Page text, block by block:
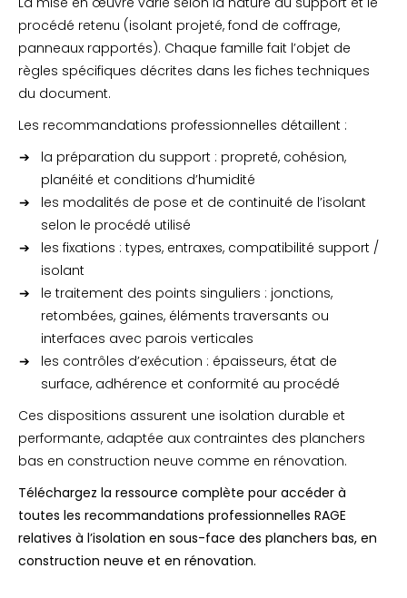
procédé retenu (isolant projeté, fond de coffrage,
panneaux rapportés). Chaque famille fait l’objet de
règles spécifiques décrites dans les fiches techniques
du document.
Les recommandations professionnelles détaillent :
la préparation du support : propreté, cohésion,
planéité et conditions d’humidité
les modalités de pose et de continuité de l’isolant
selon le procédé utilisé
les fixations : types, entraxes, compatibilité support /
isolant
le traitement des points singuliers : jonctions,
retombées, gaines, éléments traversants ou
interfaces avec parois verticales
les contrôles d’exécution : épaisseurs, état de
surface, adhérence et conformité au procédé
Ces dispositions assurent une isolation durable et
performante, adaptée aux contraintes des planchers
bas en construction neuve comme en rénovation.
Téléchargez la ressource complète pour accéder à
toutes les recommandations professionnelles RAGE
relatives à l’isolation en sous-face des planchers bas, en
construction neuve et en rénovation.